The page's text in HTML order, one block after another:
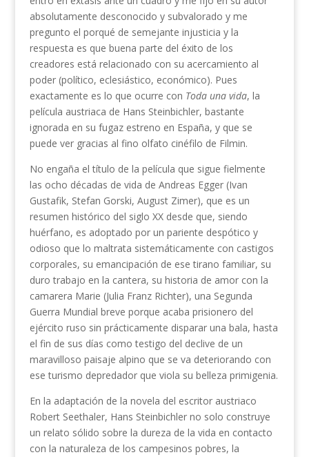
absolutamente desconocido y subvalorado y me
pregunto el porqué de semejante injusticia y la
respuesta es que buena parte del éxito de los
creadores está relacionado con su acercamiento al
poder (político, eclesiástico, económico). Pues
exactamente es lo que ocurre con Toda una vida, la
película austriaca de Hans Steinbichler, bastante
ignorada en su fugaz estreno en España, y que se
puede ver gracias al fino olfato cinéfilo de Filmin.
No engaña el título de la película que sigue fielmente
las ocho décadas de vida de Andreas Egger (Ivan
Gustafik, Stefan Gorski, August Zimer), que es un
resumen histórico del siglo XX desde que, siendo
huérfano, es adoptado por un pariente despótico y
odioso que lo maltrata sistemáticamente con castigos
corporales, su emancipación de ese tirano familiar, su
duro trabajo en la cantera, su historia de amor con la
camarera Marie (Julia Franz Richter), una Segunda
Guerra Mundial breve porque acaba prisionero del
ejército ruso sin prácticamente disparar una bala, hasta
el fin de sus días como testigo del declive de un
maravilloso paisaje alpino que se va deteriorando con
ese turismo depredador que viola su belleza primigenia.
En la adaptación de la novela del escritor austriaco
Robert Seethaler, Hans Steinbichler no solo construye
un relato sólido sobre la dureza de la vida en contacto
con la naturaleza de los campesinos pobres, la